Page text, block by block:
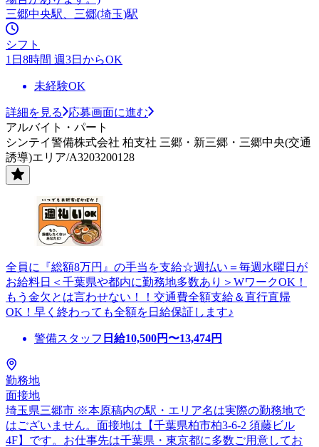
三郷中央駅、三郷(埼玉)駅
シフト
1日8時間 週3日からOK
未経験OK
詳細を見る
応募画面に進む
アルバイト・パート
シンテイ警備株式会社 柏支社 三郷・新三郷・三郷中央(交通
誘導)エリア/A3203200128
全員に『総額8万円』の手当を支給☆週払い＝毎週水曜日が
お給料日＜千葉県や都内に勤務地多数あり＞WワークOK！
もう金欠とは言わせない！！交通費全額支給＆直行直帰
OK！早く終わっても全額を日給保証します♪
警備スタッフ 日給10,500円〜13,474円
勤務地
面接地
埼玉県三郷市 ※本原稿内の駅・エリア名は実際の勤務地で
はございません。面接地は【千葉県柏市柏3-6-2 須藤ビル
4F】です。お仕事先は千葉県・東京都に多数ご用意してお